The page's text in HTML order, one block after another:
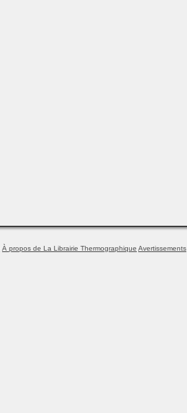
À propos de La Librairie Thermographique Avertissements